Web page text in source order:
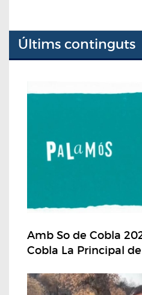
Últims continguts
Amb So de Cobla
Cobla La Principal